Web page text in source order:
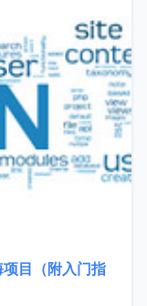
目（附入门指